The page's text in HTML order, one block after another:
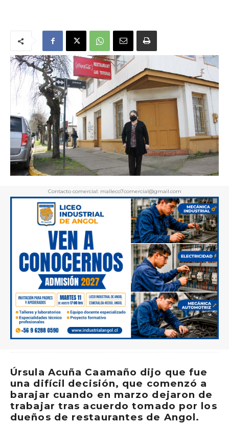
Contacto comercial: malleco7comercial@gmail.com
Úrsula Acuña Caamaño dijo que fue
una difícil decisión, que comenzó a
barajar cuando en marzo dejaron de
trabajar tras acuerdo tomado por los
dueños de restaurantes de Angol.